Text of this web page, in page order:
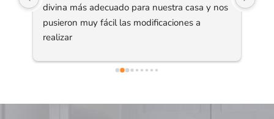
divina más adecuado para nuestra casa y nos
pusieron muy fácil las modificaciones a
realizar